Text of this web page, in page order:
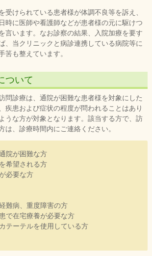
受けられている患者様が体調不良等を訴え、
時に医師や看護師などが患者様の元に駆けつ
言います。なお診察の結果、入院加療を要す
、当クリニックと病診連携している病院等に
筈も整えています。
ついて
問診療は、通院が困難な患者様を対象にした
疾患および症状の程度が問われることはあり
うな方が対象となります。該当する方で、訪
は、診療時間内にご連絡ください。
院が困難な方
希望される方
必要な方
難病、重度障害の方
で在宅療養が必要な方
テーテルを使用している方